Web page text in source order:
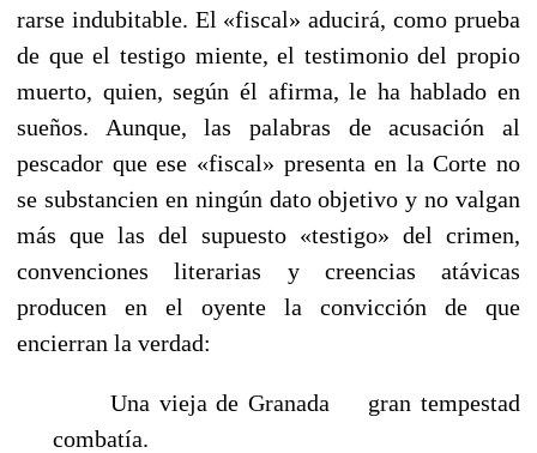
rarse indubitable. El «fiscal» aducirá, como prueba
de que el testigo miente, el testimonio del propio
muerto, quien, según él afirma, le ha hablado en
sueños. Aun­que, las palabras de acusación al
pescador que ese «fiscal» presenta en la Corte no
se substancien en ningún dato objetivo y no valgan
más que las del supuesto «testi­go» del crimen,
convenciones literarias y creencias atávicas
producen en el oyente la convicción de que
encierran la verdad:
Una vieja de Granada gran tempestad
combatía.